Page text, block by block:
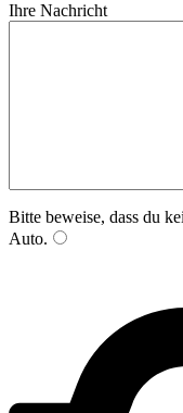
Ihre Nachricht
Bitte beweise, dass du
Auto.